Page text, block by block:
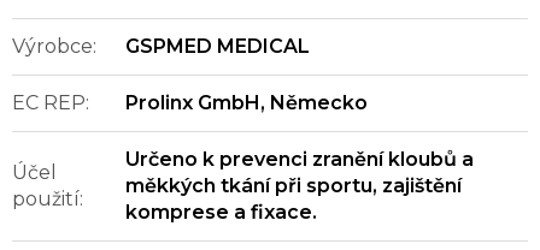
Výrobce: GSPMED MEDICAL
EC REP: Prolinx GmbH, Německo
Účel
použití:
Určeno k prevenci zranění kloubů a
měkkých tkání při sportu, zajištění
komprese a fixace.